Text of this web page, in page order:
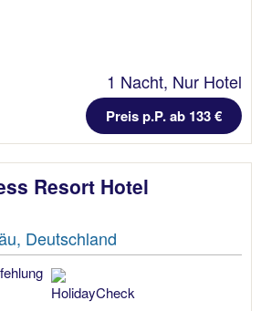
1 Nacht, Nur Hotel
Preis p.P. ab 133 €
Resort Hotel
Deutschland